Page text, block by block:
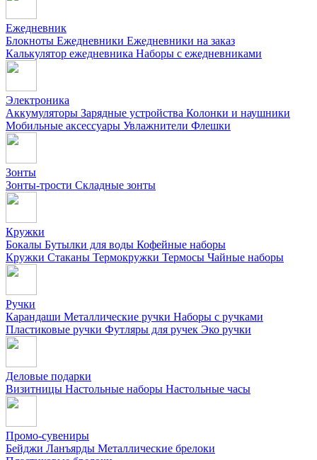
Ежедневник
Блокноты Ежедневники Ежедневники на заказ
Калькулятор ежедневника Наборы с ежедневниками
Электроника
Аккумуляторы Зарядные устройства Колонки и наушники
Мобильные аксессуары Увлажнители Флешки
Зонты
Зонты-трости Складные зонты
Кружки
Бокалы Бутылки для воды Кофейные наборы
Кружки Стаканы Термокружки Термосы Чайные наборы
Ручки
Карандаши Металлические ручки Наборы с ручками
Пластиковые ручки Футляры для ручек Эко ручки
Деловые подарки
Визитницы Настольные наборы Настольные часы
Промо-сувениры
Бейджи Ланъярды Металлические брелоки